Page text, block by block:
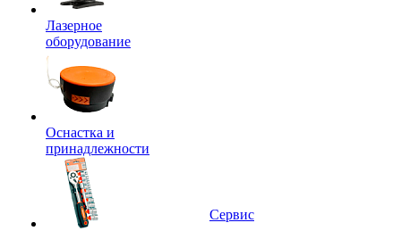
Лазерное
оборудование
Оснастка и
принадлежности
Сервис